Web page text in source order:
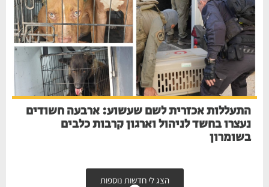
התעללות אכזרית לשם שעשוע: ארבעה חשודים
נעצרו בחשד לניהול וארגון קרבות כלבים
בשומרון
הצג לי חדשות נוספות